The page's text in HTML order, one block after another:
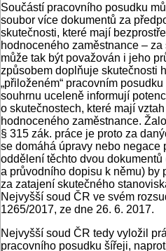
Součástí pracovního posudku
soubor více dokumentů za
skutečnosti, které mají
hodnoceného zaměstnance –
může tak být považován i jeho
způsobem doplňuje skutečnosti
„přiloženém“ pracovním
souhrnu uceleně informují
o skutečnostech, které mají
hodnoceného zaměstnance.
§ 315 zák. práce je proto za
se domáhá úpravy nebo
oddělení těchto dvou
a průvodního dopisu k němu) by
za zatajení skutečného
Nejvyšší soud ČR ve svém
1265/2017, ze dne 26. 6. 2017.
Nejvyšší soud ČR tedy vyložil
pracovního posudku šířeji,